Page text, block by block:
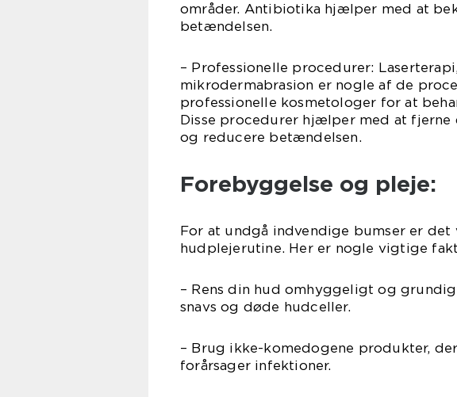
områder. Antibiotika hjælper med at
betændelsen.
– Professionelle procedurer:
mikrodermabrasion er nogle af de
professionelle kosmetologer for at
Disse procedurer hjælper med at fjerne
og reducere betændelsen.
Forebyggelse og pleje:
For at undgå indvendige bumser er
hudplejerutine. Her er nogle vigtige
– Rens din hud omhyggeligt og
snavs og døde hudceller.
– Brug ikke-komedogene produkter,
forårsager infektioner.